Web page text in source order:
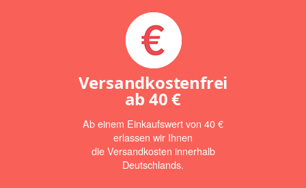
Versandkostenfrei
ab40 €
Ab einem Einkaufswert von 40 €
erlassen wir Ihnen
die Versandkosten innerhalb
Deutschlands.